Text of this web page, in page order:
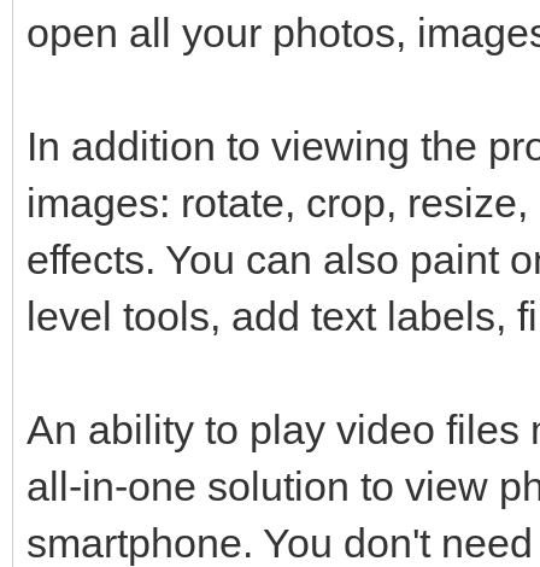
open all your photos,
In addition to viewing the
images: rotate, crop,
effects. You can also paint
level tools, add text labels,
An ability to play video files
all-in-one solution to view
smartphone. You don't